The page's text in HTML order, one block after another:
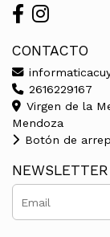
CONTACTO
2616229167
Virgen de la
Mendoza
Botón de
NEWSLETTER